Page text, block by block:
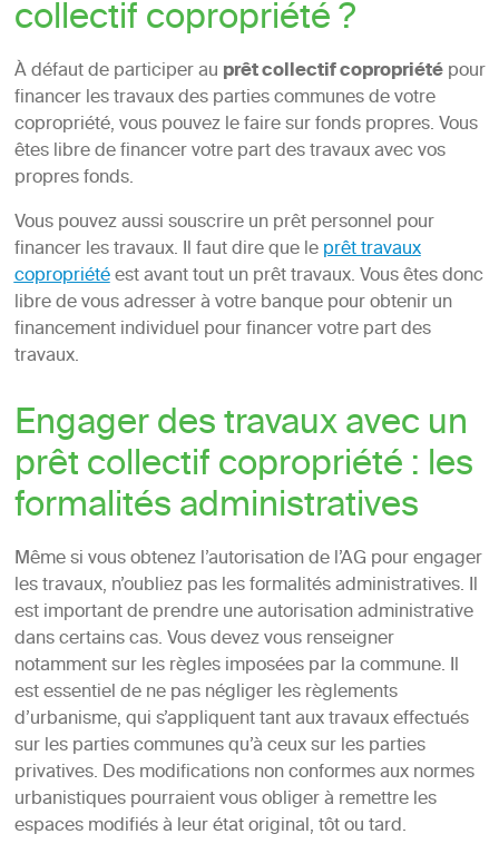
collectif copropriété ?
À défaut de participer au prêt collectif copropriétépour
financer les travaux des parties communes de votre
copropriété, vous pouvez le faire sur fonds propres. Vous
êtes libre de financer votre part des travaux avec vos
propres fonds.
Vous pouvez aussi souscrire un prêt personnel pour
financer les travaux. Il faut dire que leprêt travaux
copropriétéest avant tout un prêt travaux. Vous êtes donc
libre de vous adresser à votre banque pour obtenir un
financement individuel pour financer votre part des
travaux.
Engager des travaux avec un
prêt collectif copropriété : les
formalités administratives
Même si vous obtenez l’autorisation de l’AG pour engager
les travaux, n’oubliez pas les formalités administratives. Il
est important de prendre une autorisation administrative
dans certains cas. Vous devez vous renseigner
notamment sur les règles imposées par la commune. Il
est essentiel de ne pas négliger les règlements
d’urbanisme, qui s’appliquent tant aux travaux effectués
sur les parties communes qu’à ceux sur les parties
privatives. Des modifications non conformes aux normes
urbanistiques pourraient vous obliger à remettre les
espaces modifiés à leur état original, tôt ou tard.